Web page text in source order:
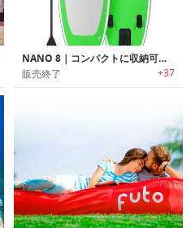
NANO 8｜コンパクトに収納可能でバランスに優れた空気注入式のポータブルSUPボード
販売終了 +37